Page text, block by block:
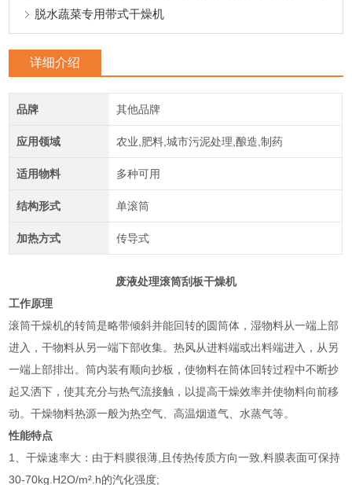
脱水蔬菜专用带式干燥机
详细介绍
品牌 其他品牌
应用领域 农业,肥料,城市污泥处理,酿造,制药
适用物料 多种可用
结构形式 单滚筒
加热方式 传导式
废液处理滚筒刮板干燥机
工作原理
滚筒干燥机的转筒是略带倾斜并能回转的圆筒体，湿物料从一端上部
进入，干物料从另一端下部收集。热风从进料端或出料端进入，从另
一端上部排出。筒内装有顺向抄板，使物料在筒体回转过程中不断抄
起又洒下，使其充分与热气流接触，以提高干燥效率并使物料向前移
动。干燥物料热源一般为热空气、高温烟道气、水蒸气等。
性能特点
1、干燥速率大：由于料膜很薄,且传热传质方向一致,料膜表面可保持
30-70kg.H2O/m².h的汽化强度;